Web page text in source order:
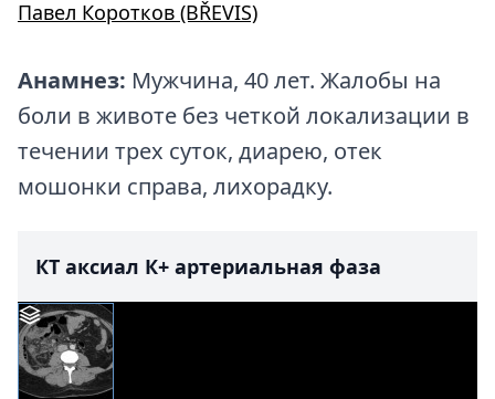
Павел Коротков (BŘEVIS)
Анамнез: Мужчина, 40 лет. Жалобы на
боли в животе без четкой локализации в
течении трех суток, диарею, отек
мошонки справа, лихорадку.
КТ аксиал К+ артериальная фаза